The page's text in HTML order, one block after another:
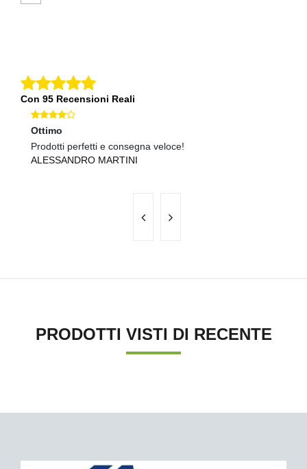
Con 95 Recensioni Reali
Ottimo
Prodotti perfetti e consegna veloce!
ALESSANDRO MARTINI
PRODOTTI VISTI DI RECENTE